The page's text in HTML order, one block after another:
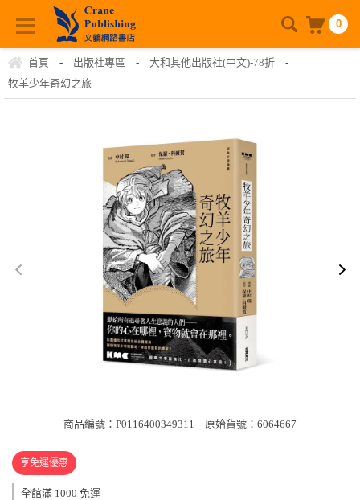
0
首頁 - 出版社專區 - 大和其他出版社(中文)-78折
-
牧羊少年奇幻之旅
商品編號：P0116400349311 原始貨號：6064667
享免運優惠
全館滿 1000 免運